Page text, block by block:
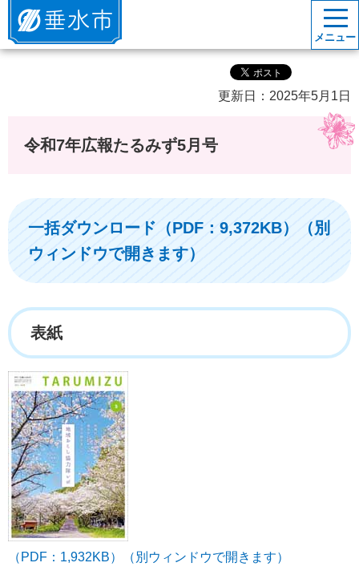
垂水市
メニュー
更新日：2025年5月1日
令和7年広報たるみず5月号
一括ダウンロード（PDF：9,372KB）（別
ウィンドウで開きます）
表紙
（PDF：1,932KB）（別ウィンドウで開きます）